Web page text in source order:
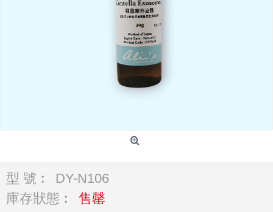
型 號︰
DY-N106
庫存狀態︰
售罄